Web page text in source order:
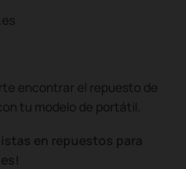
encontrar el repuesto de
tu modelo de portátil.
en repuestos para